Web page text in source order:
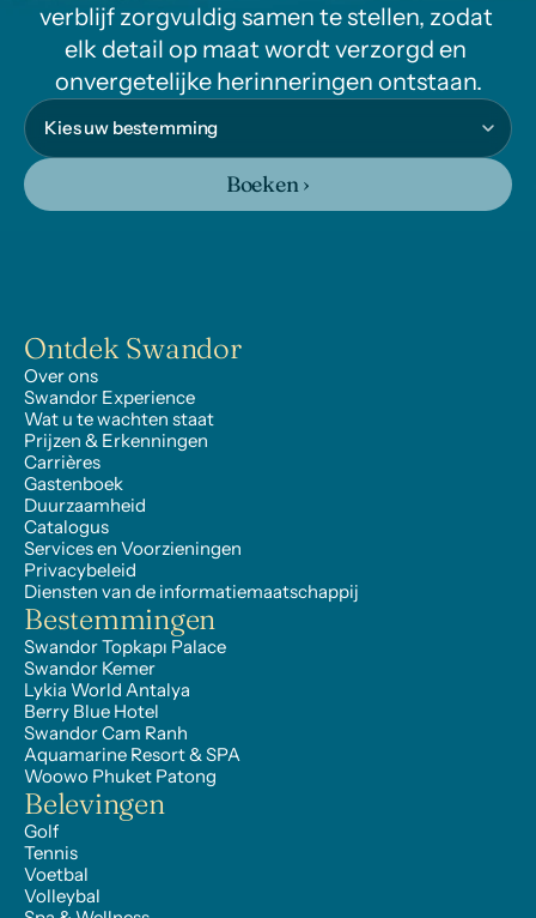
verblijf zorgvuldig samen te stellen, zodat
elk detail op maat wordt verzorgd en
onvergetelijke herinneringen ontstaan.
Boeken ›
Ontdek Swandor
Over ons
Swandor Experience
Wat u te wachten staat
Prijzen & Erkenningen
Carrières
Gastenboek
Duurzaamheid
Catalogus
Services en Voorzieningen
Privacybeleid
Diensten van de informatiemaatschappij
Bestemmingen
Swandor Topkapı Palace
Swandor Kemer
Lykia World Antalya
Berry Blue Hotel
Swandor Cam Ranh
Aquamarine Resort & SPA
Woowo Phuket Patong
Belevingen
Golf
Tennis
Voetbal
Volleybal